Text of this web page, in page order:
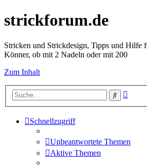
strickforum.de
Stricken und Strickdesign, Tipps und Hilfe
Könner, ob mit 2 Nadeln oder mit 200
Zum Inhalt
Suche
Schnellzugriff
Unbeantwortete Themen
Aktive Themen